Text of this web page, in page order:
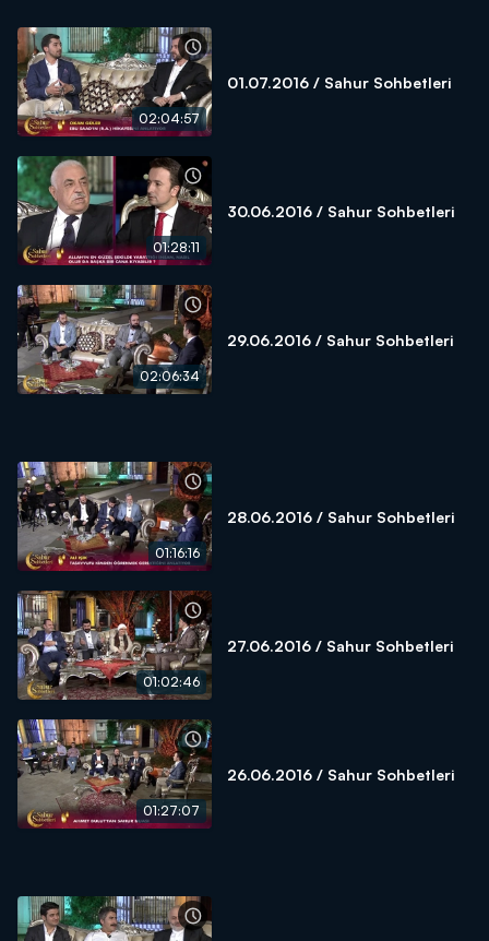
02:04:57
01.07.2016 / Sahur Sohbetleri
01:28:11
30.06.2016 / Sahur Sohbetleri
02:06:34
29.06.2016 / Sahur Sohbetleri
01:16:16
28.06.2016 / Sahur Sohbetleri
01:02:46
27.06.2016 / Sahur Sohbetleri
01:27:07
26.06.2016 / Sahur Sohbetleri